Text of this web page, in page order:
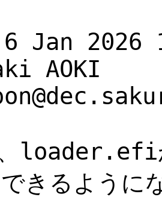
Jan 2026
AOKI
loader.efi
きるように